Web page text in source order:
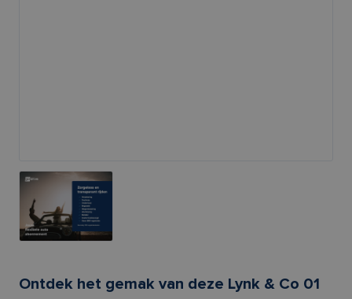
Ontdek het gemak van deze Lynk & Co 01